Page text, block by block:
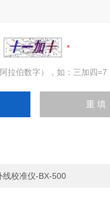
拉伯数字），如：三加四=7
线校准仪-BX-500